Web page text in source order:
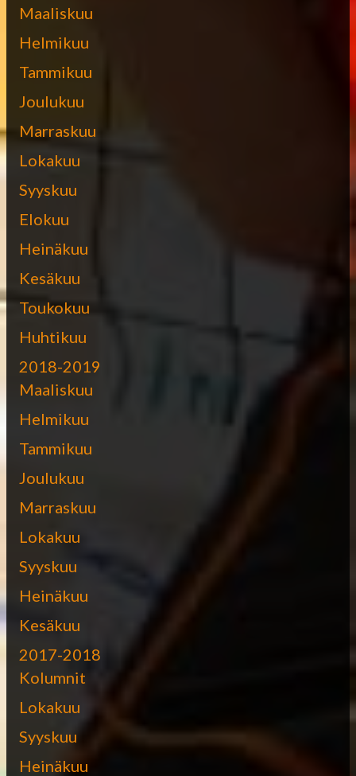
Maaliskuu
Helmikuu
Tammikuu
Joulukuu
Marraskuu
Lokakuu
Syyskuu
Elokuu
Heinäkuu
Kesäkuu
Toukokuu
Huhtikuu
2018-2019
Maaliskuu
Helmikuu
Tammikuu
Joulukuu
Marraskuu
Lokakuu
Syyskuu
Heinäkuu
Kesäkuu
2017-2018
Kolumnit
Lokakuu
Syyskuu
Heinäkuu